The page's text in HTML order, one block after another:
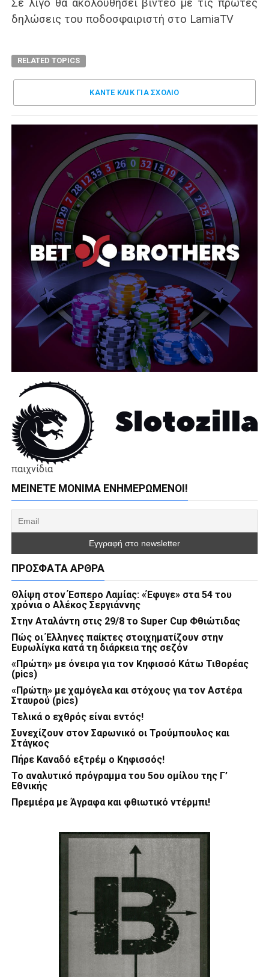
Σε λίγο θα ακολουθήσει βίντεο με τις πρώτες
δηλώσεις του ποδοσφαιριστή στο LamiaTV
RELATED TOPICS
ΚΑΝΤΕ ΚΛΊΚ ΓΙΑ ΣΧΌΛΙΟ
παιχνίδια
ΜΕΊΝΕΤΕ ΜΌΝΙΜΑ ΕΝΗΜΕΡΏΜΕΝΟΙ!
ΠΡΌΣΦΑΤΑ ΆΡΘΡΑ
Θλίψη στον Έσπερο Λαμίας: «Έφυγε» στα 54 του
χρόνια ο Αλέκος Σεργιάννης
Στην Αταλάντη στις 29/8 το Super Cup Φθιώτιδας
Πώς οι Έλληνες παίκτες στοιχηματίζουν στην
Ευρωλίγκα κατά τη διάρκεια της σεζόν
«Πρώτη» με όνειρα για τον Κηφισσό Κάτω Τιθορέας
(pics)
«Πρώτη» με χαμόγελα και στόχους για τον Αστέρα
Σταυρού (pics)
Τελικά ο εχθρός είναι εντός!
Συνεχίζουν στον Σαρωνικό οι Τρούμπουλος και
Στάγκος
Πήρε Καναδό εξτρέμ ο Κηφισσός!
Το αναλυτικό πρόγραμμα του 5ου ομίλου της Γ’
Εθνικής
Πρεμιέρα με Άγραφα και φθιωτικό ντέρμπι!